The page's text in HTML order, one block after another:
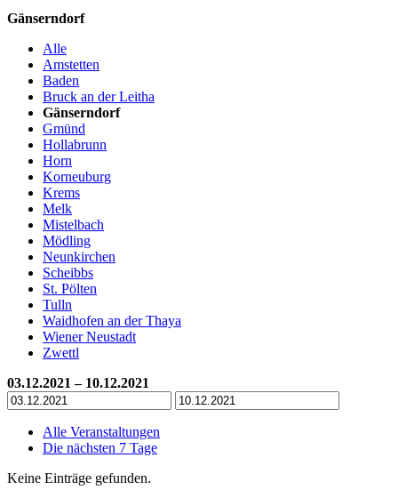
Gänserndorf
Alle
Amstetten
Baden
Bruck an der Leitha
Gänserndorf
Gmünd
Hollabrunn
Horn
Korneuburg
Krems
Melk
Mistelbach
Mödling
Neunkirchen
Scheibbs
St. Pölten
Tulln
Waidhofen an der Thaya
Wiener Neustadt
Zwettl
03.12.2021 – 10.12.2021
Alle Veranstaltungen
Die nächsten 7 Tage
Keine Einträge gefunden.